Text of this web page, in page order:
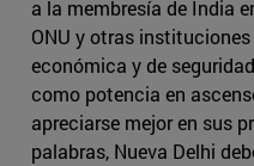
a la membresía de India
ONU y otras
económica y de
como potencia en
apreciarse mejor en sus
palabras, Nueva Delhi